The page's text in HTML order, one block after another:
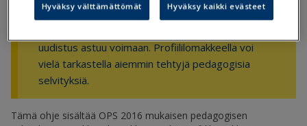
Tämän ohjeen muokkauslomaketta ei tule käyttää
uudistus astuu voimaan. Profiililomakkeella voi
vielä tarkastella aiemmin tehtyjä pedagogisia
selvityksiä.
Tämä ohje sisältää OPS 2016 mukaisen pedagogisen
Hyväksy välttämättömät Hyväksy kaikki evästeet